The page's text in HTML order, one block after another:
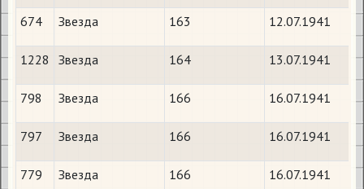
674 Звезда 163 12.07.1941
1228 Звезда 164 13.07.1941
798 Звезда 166 16.07.1941
797 Звезда 166 16.07.1941
779 Звезда 166 16.07.1941